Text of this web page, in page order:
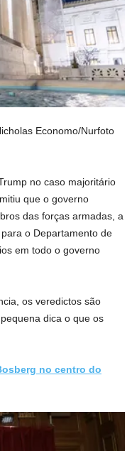
Economo/Nurfoto
no caso majoritário
que o governo
das forças armadas, a
o Departamento de
em todo o governo
os veredictos são
dica o que os
no centro do